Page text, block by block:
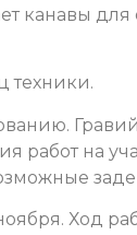
канавы
техники.
работ на
Ход